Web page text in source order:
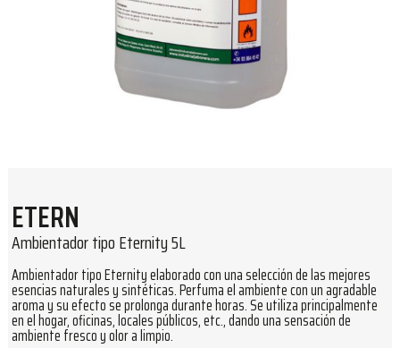
ETERN
Ambientador tipo Eternity 5L
Ambientador tipo Eternity elaborado con una selección de las mejores
esencias naturales y sintéticas. Perfuma el ambiente con un agradable
aroma y su efecto se prolonga durante horas. Se utiliza principalmente
en el hogar, oficinas, locales públicos, etc., dando una sensación de
ambiente fresco y olor a limpio.